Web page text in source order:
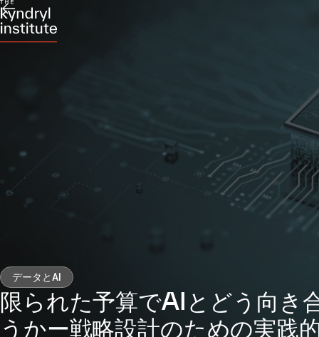
データとAI
限られた予算でAIとどう向き
うかー戦略設計のための実践